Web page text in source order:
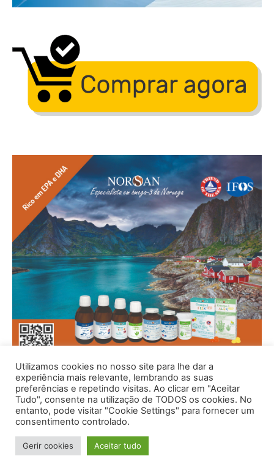
Utilizamos cookies no nosso site para lhe dar a
experiência mais relevante, lembrando as suas
preferências e repetindo visitas. Ao clicar em "Aceitar
Tudo", consente na utilização de TODOS os cookies. No
entanto, pode visitar "Cookie Settings" para fornecer um
consentimento controlado.
Gerir cookies Aceitar tudo